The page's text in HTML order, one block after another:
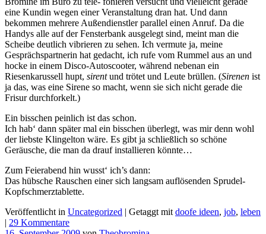
eine Kundin wegen einer Veranstaltung dran hat. Und dann
bekommen mehrere Außendienstler parallel einen Anruf. Da die
Handys alle auf der Fensterbank ausgelegt sind, meint man die
Scheibe deutlich vibrieren zu sehen. Ich vermute ja, meine
Gesprächspartnerin hat gedacht, ich rufe vom Rummel aus an und
hocke in einem Disco-Autoscooter, während nebenan ein
Riesenkarussell hupt, sirentund trötet und Leute brüllen. (Sirenen ist
ja das, was eine Sirene so macht, wenn sie sich nicht gerade die
Frisur durchforkelt.)
Ein bisschen peinlich ist das schon.
Ich hab‘ dann später mal ein bisschen überlegt, was mir denn wohl
der liebste Klingelton wäre. Es gibt ja schließlich so schöne
Geräusche, die man da drauf installieren könnte…
Zum Feierabend hin wusst‘ ich’s dann:
Das hübsche Rauschen einer sich langsam auflösenden Sprudel-
Kopfschmerztablette.
Veröffentlicht in Uncategorized | Getaggt mit doofe ideen, job, leben
| 29 Kommentare